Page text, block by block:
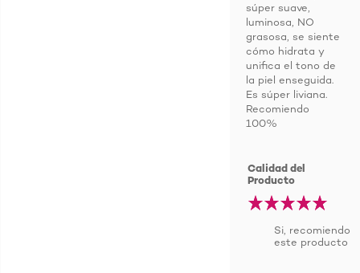
súper suave,
luminosa, NO
grasosa, se siente
cómo hidrata y
unifica el tono de
la piel enseguida.
Es súper liviana.
Recomiendo
100%
Calidad del
Producto
Si, recomiendo
este producto